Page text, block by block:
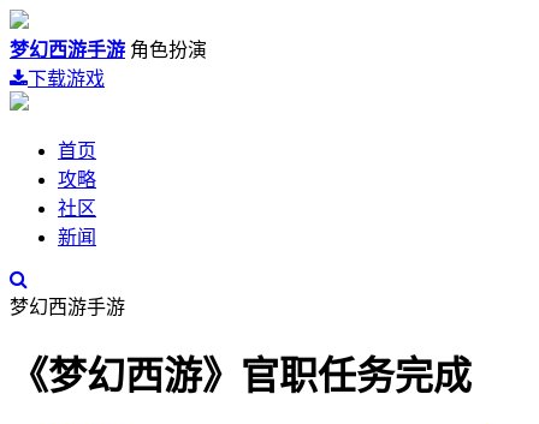
梦幻西游手游 角色扮演
下载游戏
首页
攻略
社区
新闻
梦幻西游手游
《梦幻西游》官职任务完成